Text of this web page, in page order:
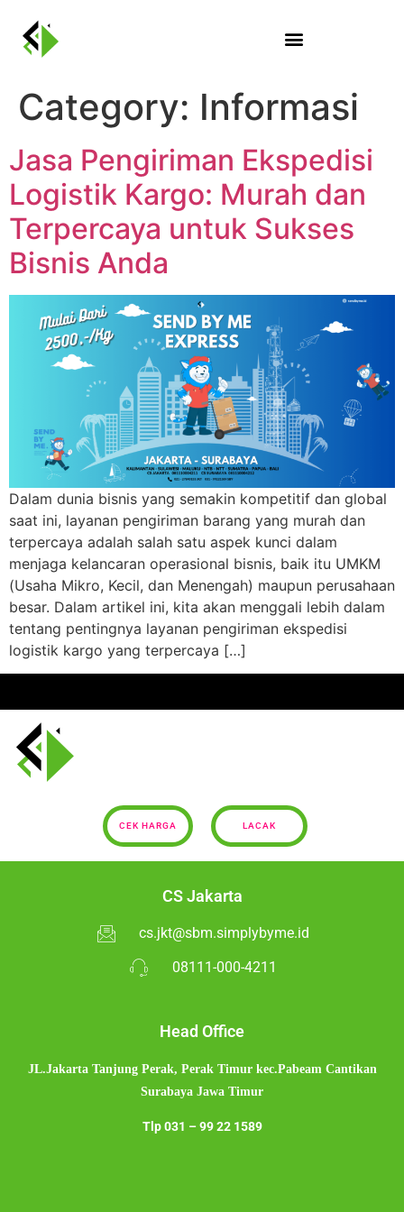
Category: Informasi
Jasa Pengiriman Ekspedisi
Logistik Kargo: Murah dan
Terpercaya untuk Sukses
Bisnis Anda
Dalam dunia bisnis yang semakin kompetitif dan global
saat ini, layanan pengiriman barang yang murah dan
terpercaya adalah salah satu aspek kunci dalam
menjaga kelancaran operasional bisnis, baik itu UMKM
(Usaha Mikro, Kecil, dan Menengah) maupun perusahaan
besar. Dalam artikel ini, kita akan menggali lebih dalam
tentang pentingnya layanan pengiriman ekspedisi
logistik kargo yang terpercaya […]
CEK HARGA LACAK
CS Jakarta
cs.jkt@sbm.simplybyme.id
08111-000-4211
Head Office
JL.Jakarta Tanjung Perak, Perak Timur kec.Pabeam Cantikan
Surabaya Jawa Timur
Tlp031 – 99 22 1589